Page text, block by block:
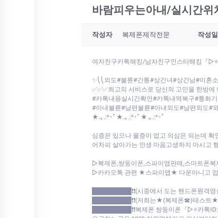
바람피우는아내/실시간위
작성자 복제폰제작전문 작성일
여자친구카톡해킹/남자친구인스타해킹『
✨⎝⎝외도#불륜#간통#상간녀#상간남#이혼
✅✅✅최고의 서비스로 당신의 고민을 한방
#카톡내용실시간확인#카톡내역복구#통화
#아내불륜#남편불륜#아내외도#남편외도#
★.｡.:*･ﾟ★.｡.:*･ﾟ★.｡.:*･ﾟ
심증은 있으나 물증이 없고 의심은 되는데
어차피 살아가는 인생 마음고생하지 마시고
▷복제폰,쌍둥이폰,스파이앱판매,스마트폰
▷카카오톡 관련 ★스파이앱★ 다운아니고
█████████❗❗(시중에서 도는 핸드폰원격
█████████❗❗(저희는★(복제폰☎)테스트★
█████████❗❗복제폰 쌍둥이폰『▷⭐카톡